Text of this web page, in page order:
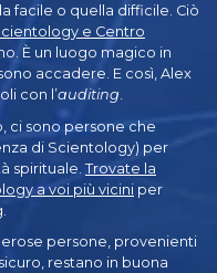
facile o quella difficile. Ciò
e Centro
È un luogo magico in
accadere. E così, Alex
con l’auditing
ci sono persone che
di Scientology) per
spirituale. Trovate la
a voi più vicini per
persone, provenienti
restano in buona